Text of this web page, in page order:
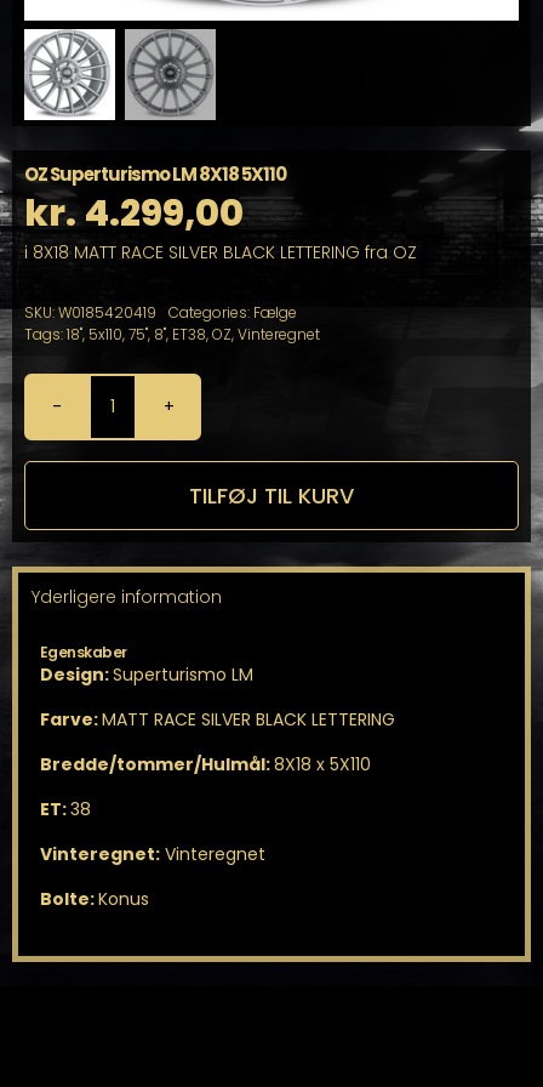
OZ Superturismo LM 8X18 5X110
kr.4.299,00
i 8X18 MATT RACE SILVER BLACK LETTERING fra OZ
SKU:W0185420419 Categories: Fælge
Tags:18", 5x110,75", 8", ET38,OZ,Vinteregnet
OZ
Superturismo
LM
antal
TILFØJ TIL KURV
Yderligere information
Egenskaber
Design:Superturismo LM
Farve:MATT RACE SILVER BLACK LETTERING
Bredde/tommer/Hulmål:8X18 x 5X110
ET:38
Vinteregnet:Vinteregnet
Bolte:Konus